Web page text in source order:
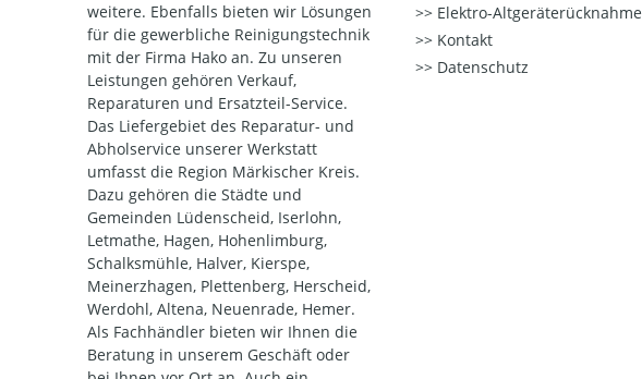
weitere. Ebenfalls bieten wir Lösungen
für die gewerbliche Reinigungstechnik
mit der Firma Hako an. Zu unseren
Leistungen gehören Verkauf,
Reparaturen und Ersatzteil-Service.
Das Liefergebiet des Reparatur- und
Abholservice unserer Werkstatt
umfasst die Region Märkischer Kreis.
Dazu gehören die Städte und
Gemeinden Lüdenscheid, Iserlohn,
Letmathe, Hagen, Hohenlimburg,
Schalksmühle, Halver, Kierspe,
Meinerzhagen, Plettenberg, Herscheid,
Werdohl, Altena, Neuenrade, Hemer.
Als Fachhändler bieten wir Ihnen die
Beratung in unserem Geschäft oder
Elektro-Altgeräterücknahme
Kontakt
Datenschutz